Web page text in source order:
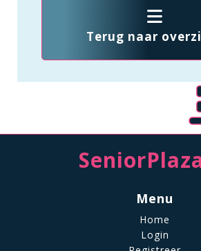
Terug naar
Menu
Home
Login